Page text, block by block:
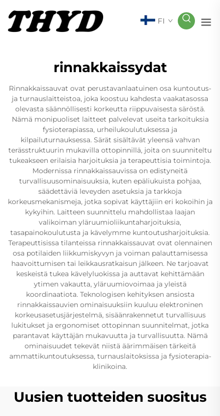
FI
rinnakkaissydat
Rinnakkaissauvat ovat perustavanlaatuinen osa kuntoutus-
ja turnauslaitteistoa, joka koostuu kahdesta vaakatasossa
olevasta säännöllisesti korkeutta riippuvaisesta säröstä.
Nämä monipuoliset laitteet palvelevat useita tarkoituksia
fysioterapiassa, urheilukoulutuksessa ja
kilpailuturnauksessa. Särät sisältävät yleensä vahvan
terässtruktuurin mukavilla ottopinnillä, joita on suunniteltu
tukeakseen erilaisia harjoituksia ja terapeuttisia toimintoja.
Modernissa rinnakkaissauvissa on edistyneitä
turvallisuusominaisuuksia, kuten epäliukuista pohjaa,
säädettäviä leveyden asetuksia ja tarkkoja
korkeusmekanismeja, jotka sopivat käyttäjiin eri kokoihin ja
kykyihin. Laitteen suunnittelu mahdollistaa laajan
valikoiman yläruumioliikuntaharjoituksia,
tasapainokoulutusta ja kävelymme kuntoutusharjoituksia.
Terapeuttisissa tilanteissa rinnakkaissauvat ovat olennainen
osa potilaiden liikkumiskyvyn ja voiman palauttamisessa
haavoittumisen tai leikkausratkaisun jälkeen. Ne tarjoavat
keskeistä tukea kävelyluokissa ja auttavat kehittämään
ytimen vakautta, yläruumiovoimaa ja yleistä
koordinaatiota. Teknologisen kehityksen ansiosta
rinnakkaissauvien ominaisuuksiin kuuluu elektroninen
korkeusasetusjärjestelmä, sisäänrakennetut turvallisuus
lukitukset ja ergonomiset ottopinnan suunnitelmat, jotka
parantavat käyttäjän mukavuutta ja turvallisuutta. Nämä
ominaisuudet tekevät niistä äärimmäisen tärkeitä
ammattikuntoutuksessa, turnauslaitoksissa ja fysioterapia-
klinikoina.
Uusien tuotteiden suositus